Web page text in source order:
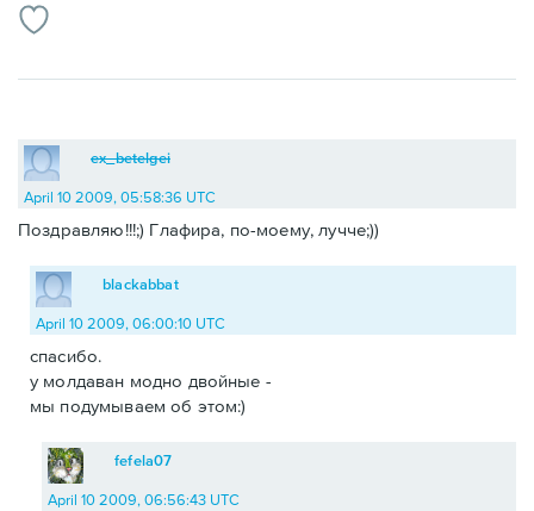
ex_betelgei
April 10 2009, 05:58:36 UTC
Поздравляю!!!;) Глафира, по-моему, лучче;))
blackabbat
April 10 2009, 06:00:10 UTC
спасибо.
у молдаван модно двойные -
мы подумываем об этом:)
fefela07
April 10 2009, 06:56:43 UTC